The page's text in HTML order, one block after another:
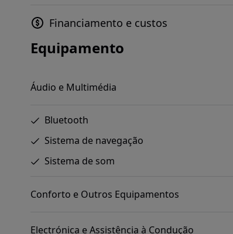
Financiamento e custos
Equipamento
Áudio e Multimédia
Bluetooth
Sistema de navegação
Sistema de som
Conforto e Outros Equipamentos
Electrónica e Assistência à Condução